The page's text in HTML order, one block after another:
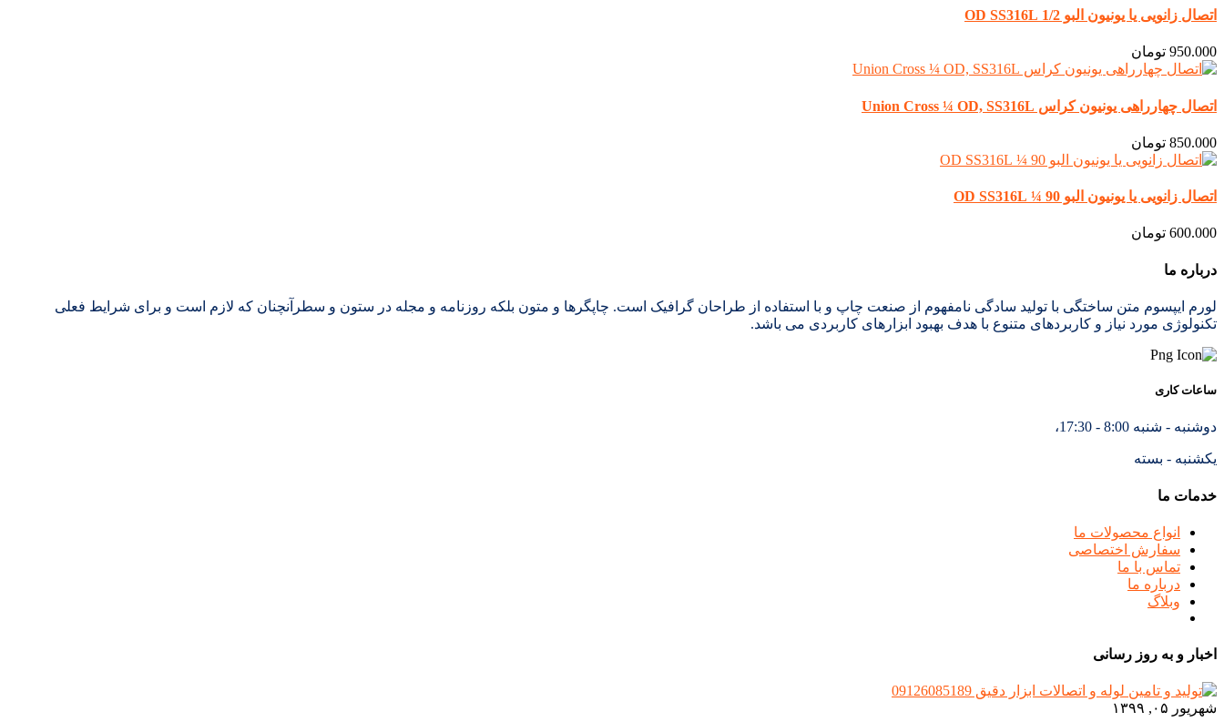
اتصال زانویی یا یونیون البو 1/2 OD SS316L
950.000 تومان
اتصال چهارراهی یونیون کراس Union Cross ¼ OD, SS316L
850.000 تومان
اتصال زانویی یا یونیون البو 90 ¼ OD SS316L
600.000 تومان
درباره ما
لورم ایپسوم متن ساختگی با تولید سادگی نامفهوم از صنعت چاپ و با استفاده از طراحان گرافیک است. چاپگرها و متون بلکه روزنامه و مجله در ستون و سطرآنچنان که لازم است و برای شرایط فعلی
تکنولوژی مورد نیاز و کاربردهای متنوع با هدف بهبود ابزارهای کاربردی می باشد.
ساعات کاری
دوشنبه - شنبه 8:00 - 17:30،
یکشنبه - بسته
خدمات ما
انواع محصولات ما
سفارش اختصاصی
تماس با ما
درباره ما
وبلاگ
اخبار و به روز رسانی
شهریور ۰۵, ۱۳۹۹